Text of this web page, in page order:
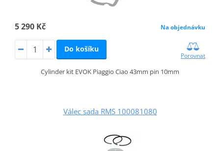
5 290 Kč Na objednávku
Do košíku
Porovnat
Cylinder kit EVOK Piaggio Ciao 43mm pin 10mm
Válec sada RMS 100081080